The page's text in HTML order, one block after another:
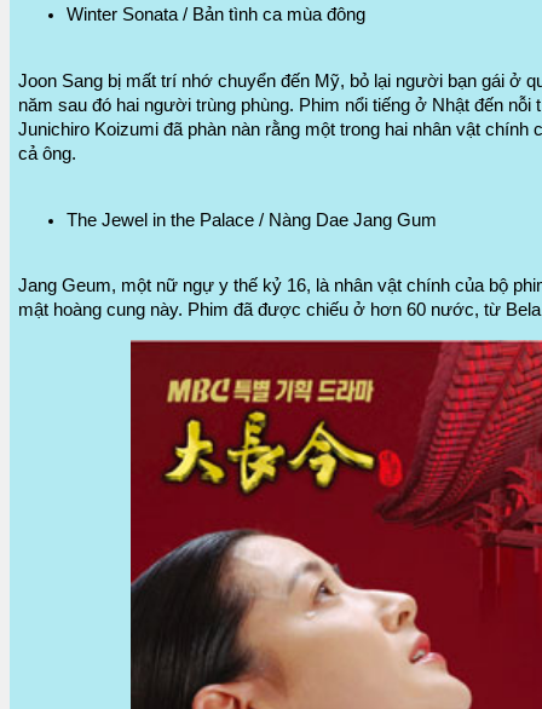
Winter Sonata / Bản tình ca mùa đông
Joon Sang bị mất trí nhớ chuyển đến Mỹ, bỏ lại người bạn gái ở
năm sau đó hai người trùng phùng. Phim nổi tiếng ở Nhật đến nỗi
Junichiro Koizumi đã phàn nàn rằng một trong hai nhân vật chính
cả ông.
The Jewel in the Palace / Nàng Dae Jang Gum
Jang Geum, một nữ ngự y thế kỷ 16, là nhân vật chính của bộ
mật hoàng cung này. Phim đã được chiếu ở hơn 60 nước, từ